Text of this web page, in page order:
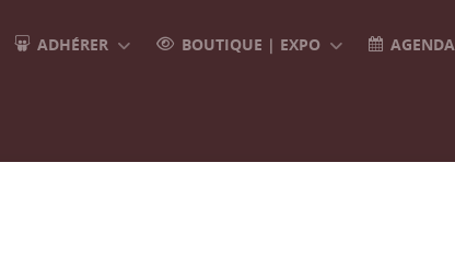
ADHÉRER BOUTIQUE | EXPO AGENDA